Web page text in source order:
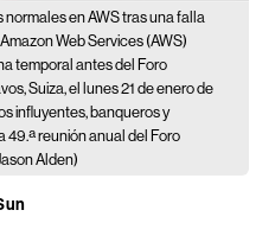
en AWS tras una falla
Web Services (AWS)
temporal antes del Foro
Suiza, el lunes 21 de enero de
influyentes, banqueros y
49.ª reunión anual del Foro
Alden)